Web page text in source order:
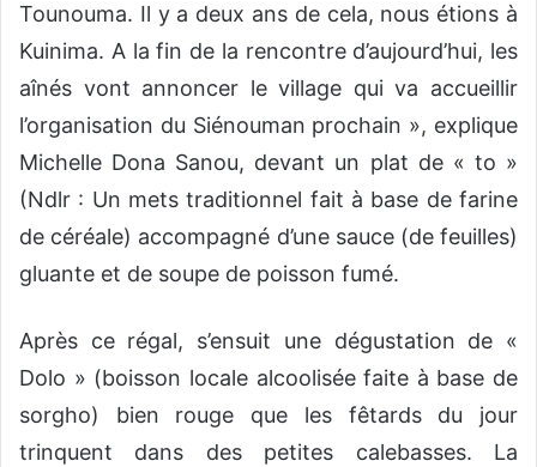
Tounouma. Il y a deux ans de cela, nous étions à
Kuinima. A la fin de la rencontre d’aujourd’hui, les
aînés vont annoncer le village qui va accueillir
l’organisation du Siénouman prochain », explique
Michelle Dona Sanou, devant un plat de « to »
(Ndlr : Un mets traditionnel fait à base de farine
de céréale) accompagné d’une sauce (de feuilles)
gluante et de soupe de poisson fumé.
Après ce régal, s’ensuit une dégustation de «
Dolo » (boisson locale alcoolisée faite à base de
sorgho) bien rouge que les fêtards du jour
trinquent dans des petites calebasses. La